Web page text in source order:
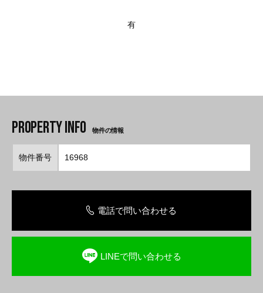
有
物件の情報
物件番号 16968
電話で問い合わせる
LINEで問い合わせる